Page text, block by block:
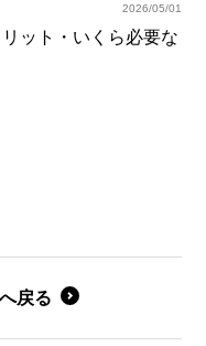
2026/05/01
ット・いくら必要な
戻る